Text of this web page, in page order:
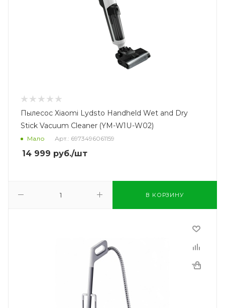
Пылесос Xiaomi Lydsto Handheld Wet and Dry
Stick Vacuum Cleaner (YM-W1U-W02)
Мало Арт.: 6973496061159
14 999 руб./шт
В КОРЗИНУ